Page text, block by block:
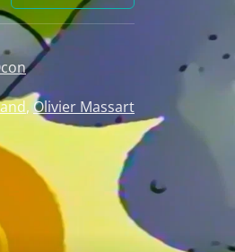
, Olivier Massart